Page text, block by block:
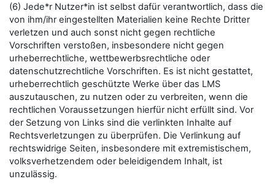
(6) Jede*r Nutzer*in ist selbst dafür verantwortlich, dass die
von ihm/ihr eingestellten Materialien keine Rechte Dritter
verletzen und auch sonst nicht gegen rechtliche
Vorschriften verstoßen, insbesondere nicht gegen
urheberrechtliche, wettbewerbsrechtliche oder
datenschutzrechtliche Vorschriften. Es ist nicht gestattet,
urheberrechtlich geschützte Werke über das LMS
auszutauschen, zu nutzen oder zu verbreiten, wenn die
rechtlichen Voraussetzungen hierfür nicht erfüllt sind. Vor
der Setzung von Links sind die verlinkten Inhalte auf
Rechtsverletzungen zu überprüfen. Die Verlinkung auf
rechtswidrige Seiten, insbesondere mit extremistischem,
volksverhetzendem oder beleidigendem Inhalt, ist
unzulässig.